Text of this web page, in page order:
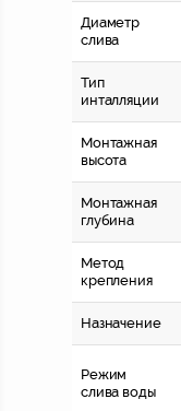
Диаметр
слива
Тип
инталляции
Монтажная
высота
Монтажная
глубина
Метод
крепления
Назначение
Режим
слива воды